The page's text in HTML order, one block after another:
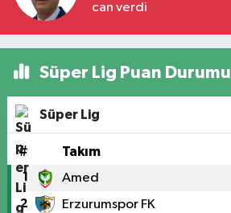
can verdi
Süper Lig Puan Durumu
Süper Lig
# Takım
1 Amed
2 Erzurumspor FK